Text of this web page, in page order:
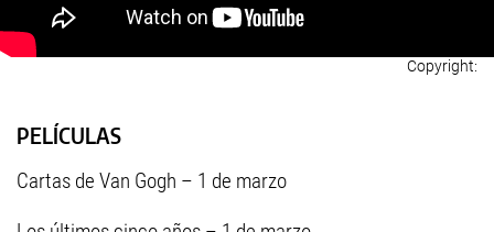
PELÍCULAS
Cartas de Van Gogh – 1 de marzo